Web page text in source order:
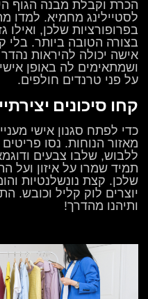
הכרת וקבלת מבנה הגוף
לסטיילינג מחמיא. למדו
בפרופורציות שלכן, ואילו
בצורה הטובה ביותר.
אישה יכולה להיראות
ושמתאימים לה באופן
על פני טרנדים חולפים.
קחו סיכונים
כדי לפתח סגנון אישי
מאזור הנוחות. נסו
ללבוש, שלבו צבעים
תמיד שמרו על איזון ועל
שלכן. קצת נונשלנטיות
יוצרים לוק קליל וכובש.
ותיהנו מהדרך!